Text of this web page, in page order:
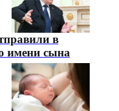
в
имени сына